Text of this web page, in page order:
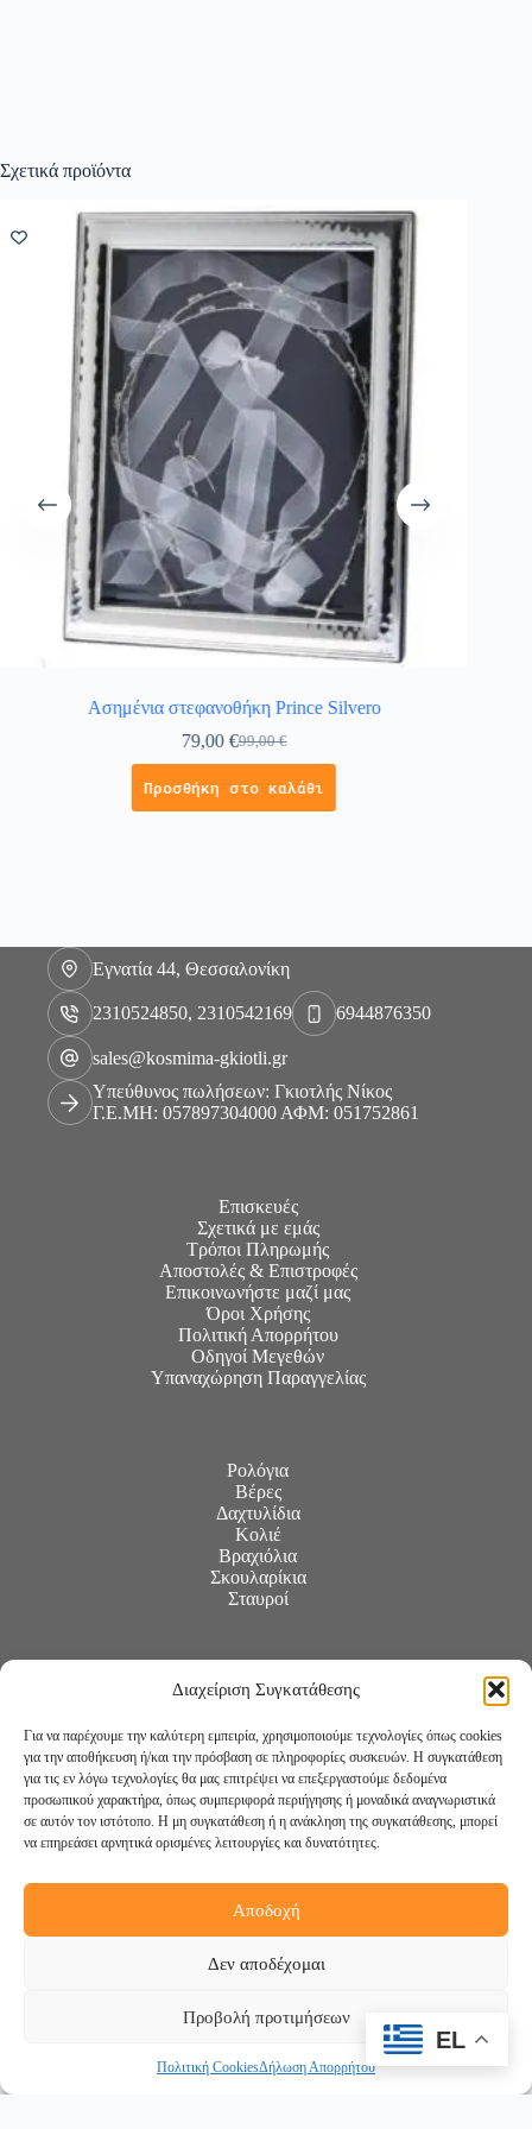
Διαχείριση Συγκατάθεσης
Για να παρέχουμε την καλύτερη εμπειρία, χρησιμοποιούμε τεχνολογίες όπως cookies
για την αποθήκευση ή/και την πρόσβαση σε πληροφορίες συσκευών. Η συγκατάθεση
για τις εν λόγω τεχνολογίες θα μας επιτρέψει να επεξεργαστούμε δεδομένα
προσωπικού χαρακτήρα, όπως συμπεριφορά περιήγησης ή μοναδικά αναγνωριστικά
σε αυτόν τον ιστότοπο. Η μη συγκατάθεση ή η ανάκληση της συγκατάθεσης, μπορεί
να επηρεάσει αρνητικά ορισμένες λειτουργίες και δυνατότητες.
Αποδοχή
Δεν αποδέχομαι
Προβολή προτιμήσεων
Πολιτική CookiesΔήλωση Απορρήτου
Σχετικά προϊόντα
Ασημένια στεφανοθήκη Prince Silvero
99,00€
79,00 €
Προσθήκη στο καλάθι
Εγνατία 44, Θεσσαλονίκη
2310524850, 2310542169 6944876350
sales@kosmima-gkiotli.gr
Υπεύθυνος πωλήσεων: Γκιοτλής Νίκος
Γ.Ε.ΜΗ: 057897304000 ΑΦΜ: 051752861
Επισκευές
Σχετικά με εμάς
Τρόποι Πληρωμής
Αποστολές & Επιστροφές
Επικοινωνήστε μαζί μας
Όροι Χρήσης
Πολιτική Απορρήτου
Οδηγοί Μεγεθών
Υπαναχώρηση Παραγγελίας
Ρολόγια
Βέρες
Δαχτυλίδια
Κολιέ
Βραχιόλια
Σκουλαρίκια
Σταυροί
EL